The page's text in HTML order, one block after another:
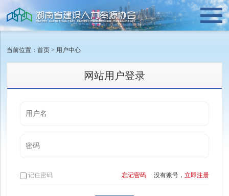
当前位置：首页 > 用户中心
网站用户登录
记住密码 没有账号， 立即注册
忘记密码